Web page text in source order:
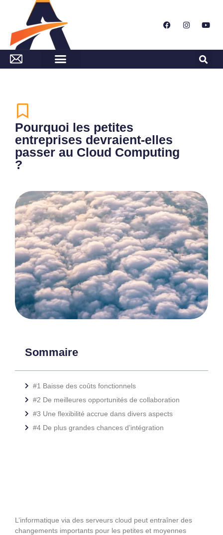
Pourquoi les petites
entreprises devraient-elles
passer au Cloud Computing
?
Sommaire
#1 Baisse des coûts fonctionnels
#2 De meilleures opportunités de collaboration
#3 Une flexibilité accrue dans divers aspects
#4 De plus grandes chances d’intégration
L’informatique via des serveurs cloud peut entraîner des
changements importants pour les petites et moyennes